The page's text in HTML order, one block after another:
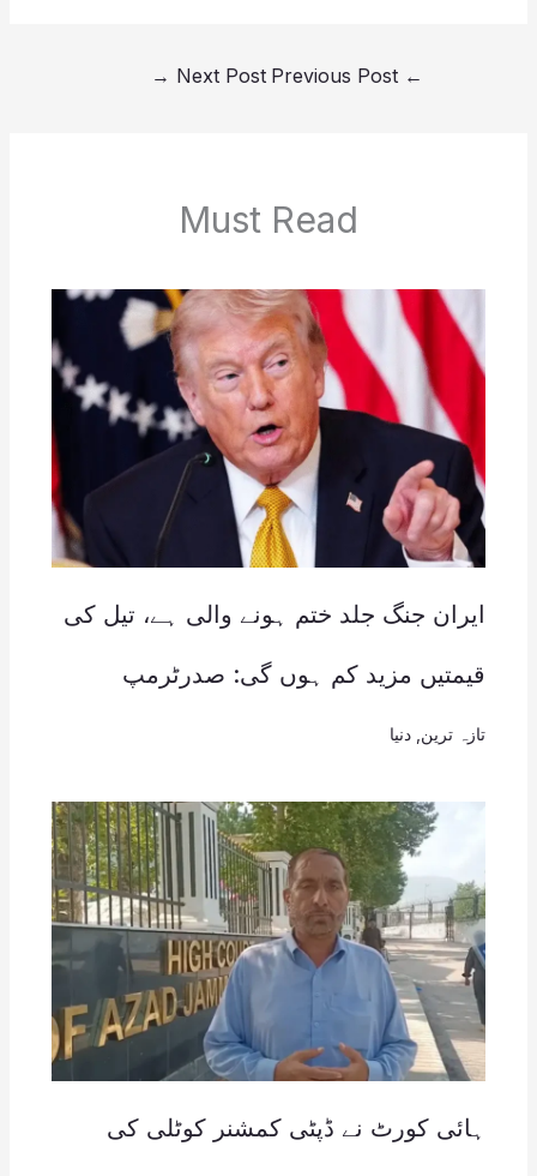
←
Next Post
→
Must Read
ایران جنگ جلد ختم ہونے والی ہے، تیل کی
قیمتیں مزید کم ہوں گی: صدرٹرمپ
تازہ ترین دنیا
ہائی کورٹ نے ڈپٹی کمشنر کوٹلی کی